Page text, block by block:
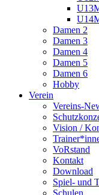
Damen 2
Damen 3
Damen 4
Damen 5
Damen 6
Hobby
Verein
Vereins-
Vision /
VoRstand
Kontakt
Download
Spiel- und
Schulen